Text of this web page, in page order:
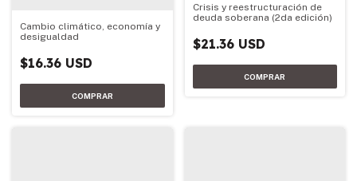
Cambio climático, economía y
desigualdad
$16.36 USD
Crisis y reestructuración de
deuda soberana (2da edición)
$21.36 USD